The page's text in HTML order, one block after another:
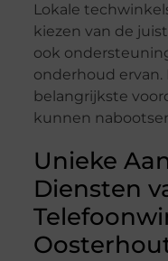
Lokale
kiezen van de
ook
onderhoud ervan.
belangrijkste
kunnen
Unieke
Diensten